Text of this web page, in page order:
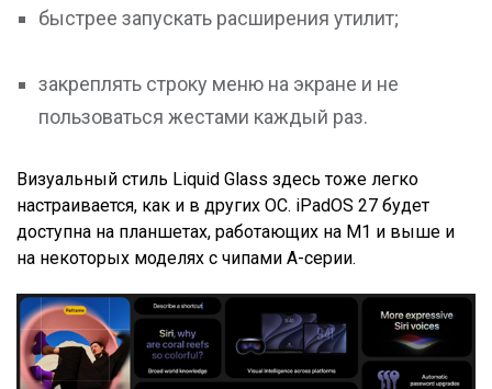
быстрее запускать расширения утилит;
закреплять строку меню на экране и не
пользоваться жестами каждый раз.
Визуальный стиль Liquid Glass здесь тоже легко
настраивается, как и в других ОС. iPadOS 27 будет
доступна на планшетах, работающих на M1 и выше и
на некоторых моделях с чипами A-серии.